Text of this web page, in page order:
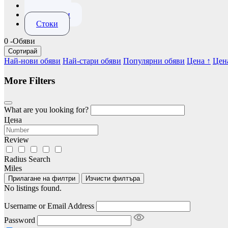
Приказки
Стоки
0 -Обяви
Сортирай
Най-нови обяви Най-стари обяви Популярни обяви Цена ↑
More Filters
What are you looking for?
Цена
Review
Radius Search
Miles
Прилагане на филтри Изчисти филтъра
No listings found.
Username or Email Address
Password